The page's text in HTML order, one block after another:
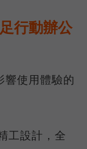
行動辦公
響使用體驗的
工設計，全